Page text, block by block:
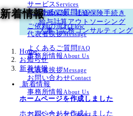
よくあるご質問FAQ
代表者挨拶Message
事務所情報About Us
お問い合わせContact
サービスServices
労働保険・社会保険手続き
給与計算アウトソーシング
人事・労務コンサルティング
ご依頼の流れFlow
よくあるご質問 FAQ
代表者挨拶Message
事務所情報About Us
お問い合わせContact
新着情報
Home
お知らせ
新着情報
新着情報
ホームページを作成しました
ホームページを作成しました